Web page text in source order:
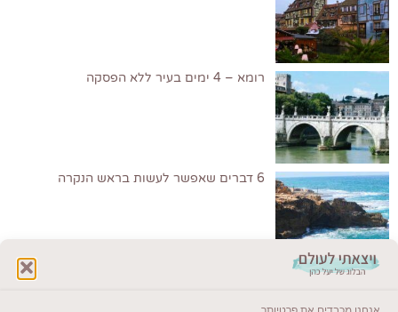
רומא – 4 ימים בעיר ללא הפסקה
6 דברים שאפשר לעשות בראש הנקרה